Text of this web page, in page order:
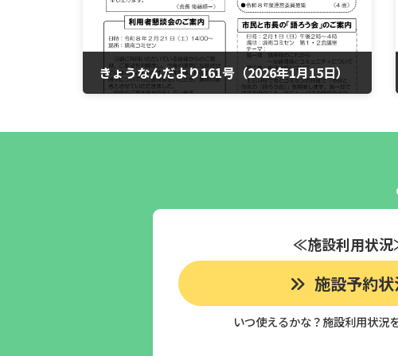
きょうなんだより161号（2026年1月15日）
≪施設利用状
施設予約状
いつ使えるかな？施設利用状況